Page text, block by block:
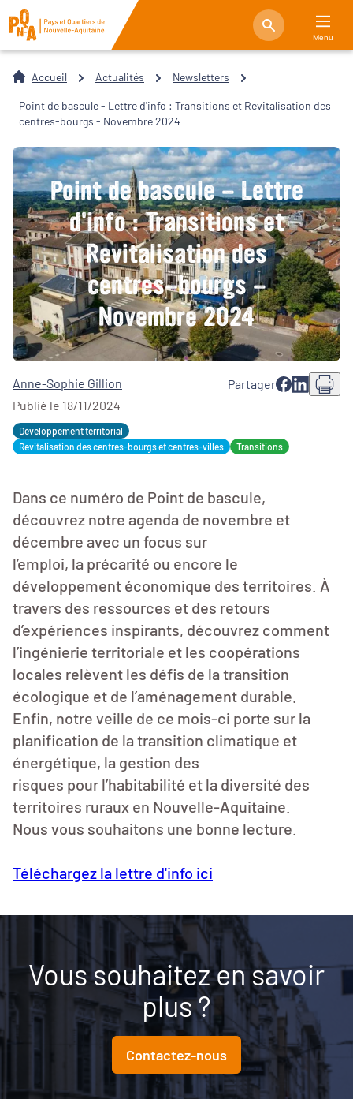
Menu
Accueil Actualités Newsletters
Point de bascule - Lettre d'info : Transitions et Revitalisation des
centres-bourgs - Novembre 2024
Point de bascule - Lettre
d'info : Transitions et
Revitalisation des
centres-bourgs -
Novembre 2024
Anne-Sophie Gillion
Publié le 18/11/2024
Partager
Développement territorial
Revitalisation des centres-bourgs et centres-villes
Transitions
Dans ce numéro de Point de bascule,
découvrez notre agenda de novembre et
décembre avec un focus sur
l’emploi, la précarité ou encore le
développement économique des territoires. À
travers des ressources et des retours
d’expériences inspirants, découvrez comment
l’ingénierie territoriale et les coopérations
locales relèvent les défis de la transition
écologique et de l’aménagement durable.
Enfin, notre veille de ce mois-ci porte sur la
planification de la transition climatique et
énergétique, la gestion des
risques pour l’habitabilité et la diversité des
territoires ruraux en Nouvelle-Aquitaine.
Nous vous souhaitons une bonne lecture.
Téléchargez la lettre d'info ici
Vous souhaitez en savoir
plus ?
Contactez-nous